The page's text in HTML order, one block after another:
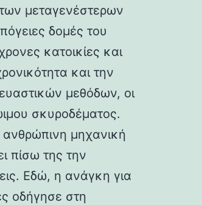
μεταγενέστερων
δομές του
κατοικίες και
και την
μεθόδων, οι
σκυροδέματος.
μηχανική
πίσω της την
Εδώ, η ανάγκη για
οδήγησε στη